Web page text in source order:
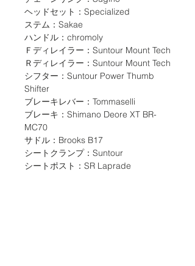
ヘッドセット：Specialized
ステム：Sakae
ハンドル：chromoly
Ｆディレイラー：Suntour Mount Tech
Ｒディレイラー：Suntour Mount Tech
シフター：Suntour Power Thumb
Shifter
ブレーキレバー：Tommaselli
ブレーキ：Shimano Deore XT BR-
MC70
サドル：Brooks B17
シートクランプ：Suntour
シートポスト：SR Laprade